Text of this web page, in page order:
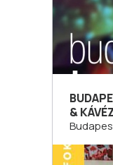
&